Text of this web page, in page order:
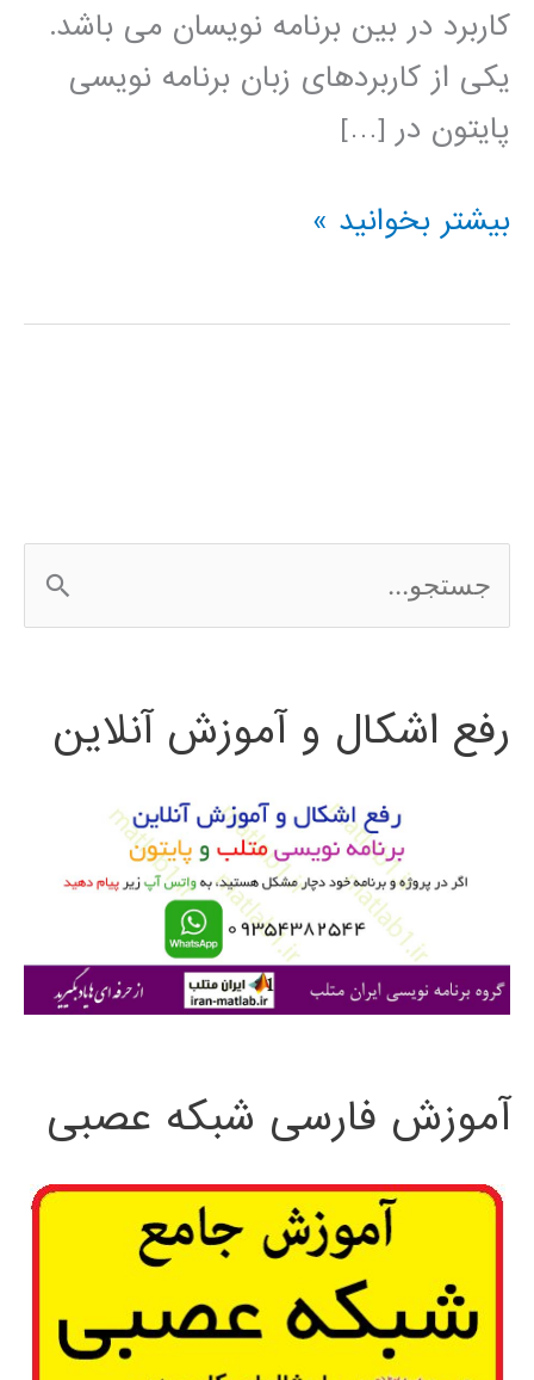
کاربرد در بین برنامه نویسان می باشد.
یکی از کاربردهای زبان برنامه نویسی
پایتون در […]
خوشه
(clustering)
بیشتر بخوانید »
س
ج
ی
رفع اشکال و آموزش آنلاین
آموزش فارسی شبکه عصبی